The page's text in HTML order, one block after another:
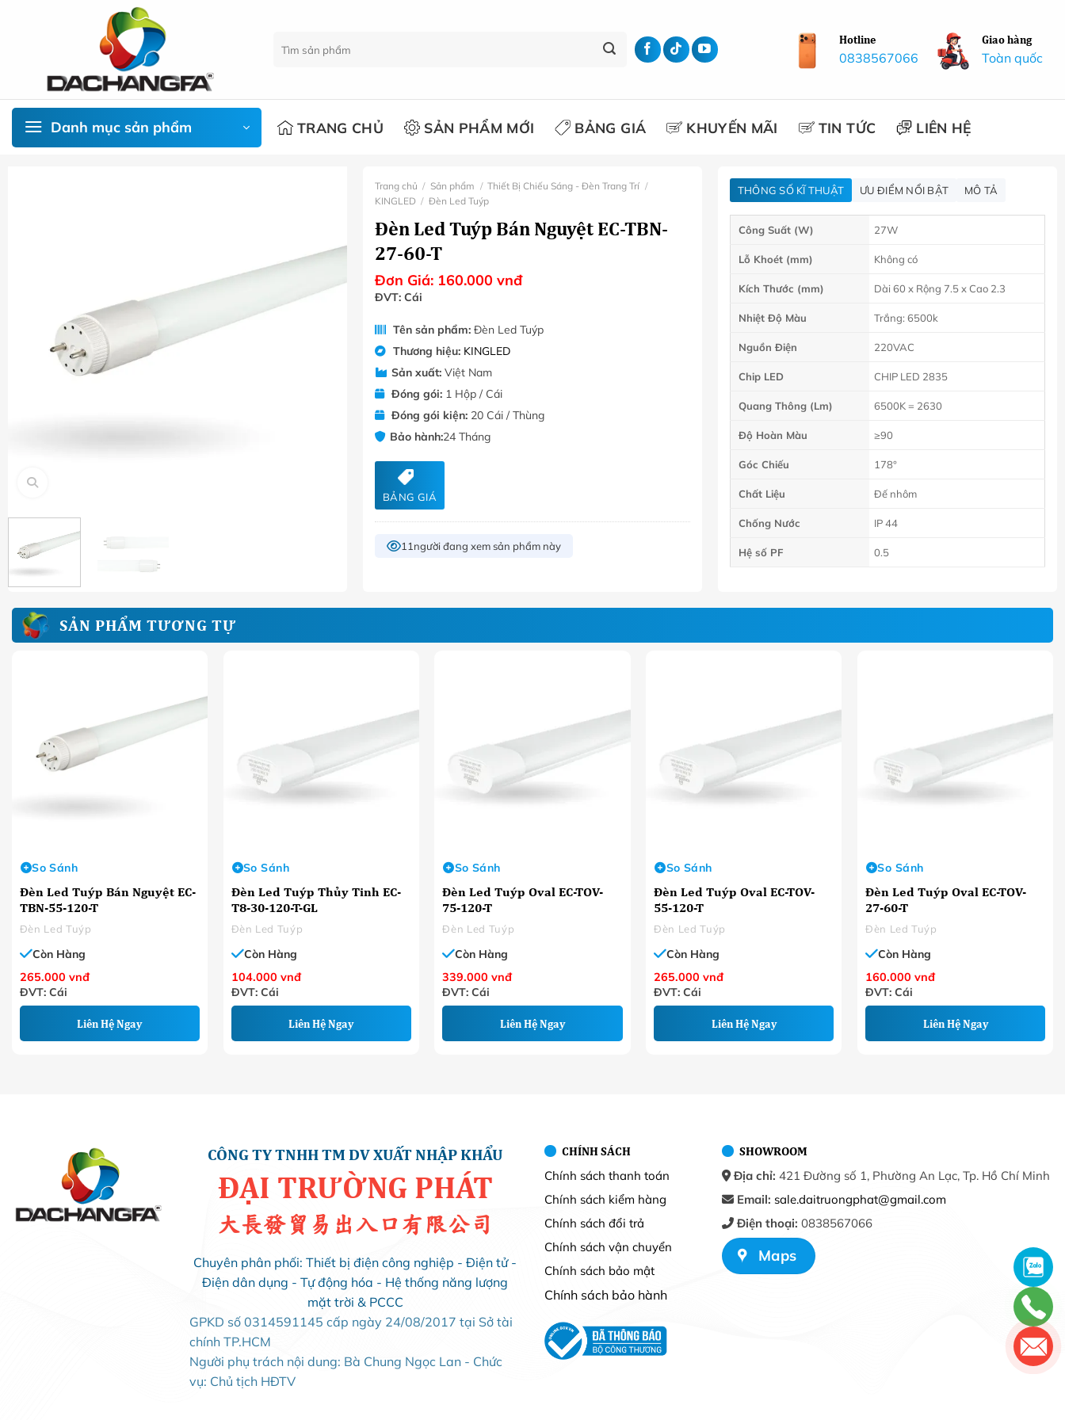
kiếm:
Hotline
0838567066
Giao hàng
Toàn quốc
Danh mục sản phẩm TRANG CHỦ SẢN PHẨM MỚI BẢNG GIÁ KHUYẾN MÃI TIN TỨC LIÊN HỆ
Trang chủ / Sản phẩm / Thiết Bị Chiếu Sáng - Đèn Trang Trí /
KINGLED / Đèn Led Tuýp
Đèn Led Tuýp Bán Nguyệt EC-TBN-
27-60-T
Đơn Giá: 160.000 vnđ
ĐVT: Cái
Tên sản phẩm:Đèn Led Tuýp
Thương hiệu: KINGLED
Sản xuất:Việt Nam
Đóng gói:1 Hộp / Cái
Đóng gói kiện:20 Cái / Thùng
Bảo hành:24 Tháng
BẢNG GIÁ
11người đang xem sản phẩm này
THÔNG SỐ KĨ THUẬT ƯU ĐIỂM NỔI BẬT MÔ TẢ
Công Suất (W) 27W
Lỗ Khoét (mm) Không có
Kích Thước (mm) Dài 60 x Rộng 7.5 x Cao 2.3
Nhiệt Độ Màu Trắng: 6500k
Nguồn Điện 220VAC
Chip LED CHIP LED 2835
Quang Thông (Lm) 6500K = 2630
Độ Hoàn Màu ≥90
Góc Chiếu 178°
Chất Liệu Đế nhôm
Chống Nước IP 44
Hệ số PF 0.5
SẢN PHẨM TƯƠNG TỰ
Đèn Led Tuýp
Đèn Led Tuýp Bán Nguyệt EC-
TBN-55-120-T
So Sánh
Còn Hàng
265.000 vnđ
ĐVT: Cái
Liên Hệ Ngay
Đèn Led Tuýp
Đèn Led Tuýp Thủy Tinh EC-
T8-30-120-T-GL
So Sánh
Còn Hàng
104.000 vnđ
ĐVT: Cái
Liên Hệ Ngay
Đèn Led Tuýp
Đèn Led Tuýp Oval EC-TOV-
75-120-T
So Sánh
Còn Hàng
339.000vnđ
ĐVT: Cái
Liên Hệ Ngay
Đèn Led Tuýp
Đèn Led Tuýp Oval EC-TOV-
55-120-T
So Sánh
Còn Hàng
265.000vnđ
ĐVT: Cái
Liên Hệ Ngay
Đèn Led Tuýp
Đèn Led Tuýp Oval EC-TOV-
27-60-T
So Sánh
Còn Hàng
160.000 vnđ
ĐVT: Cái
Liên Hệ Ngay
CÔNG TY TNHH TM DV XUẤT NHẬP KHẨU
ĐẠI TRƯỜNG PHÁT
大長發貿易出入口有限公司
Chuyên phân phối: Thiết bị điện công nghiệp - Điện tử -
Điện dân dụng - Tự động hóa - Hệ thống năng lượng
mặt trời & PCCC
GPKD số 0314591145 cấp ngày 24/08/2017 tại Sở tài
chính TP.HCM
Người phụ trách nội dung: Bà Chung Ngọc Lan - Chức
vụ: Chủ tịch HĐTV
CHÍNH SÁCH
Chính sách thanh toán
Chính sách kiểm hàng
Chính sách đổi trả
Chính sách vận chuyển
Chính sách bảo mật
Chính sách bảo hành
SHOWROOM
Địa chỉ: 421 Đường số 1, Phường An Lạc, Tp. Hồ Chí Minh
Email: sale.daitruongphat@gmail.com
Điện thoại: 0838567066
Maps